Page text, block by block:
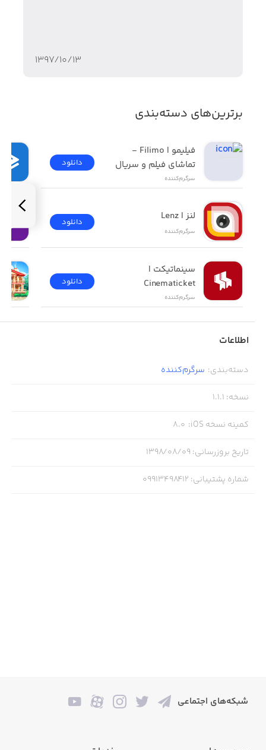
۱۳۹۷/۱۰/۱۳
برترین‌های دسته‌بندی
تماشای فیلم و سریال
سرگرم‌کننده
دانلود
لنز | Lenz
سرگرم‌کننده
دانلود
Cinematicket
سرگرم‌کننده
دانلود
اطلاعات
دسته‌بندی: سرگرم‌کننده
نسخه:
1.1.1
کمینه نسخه iOS :
8.0
تاریخ بروزرسانی: ۱۳۹۸/۰۸/۰۹
شماره پشتیبانی:
09913498412
شبکه‌های اجتماعی